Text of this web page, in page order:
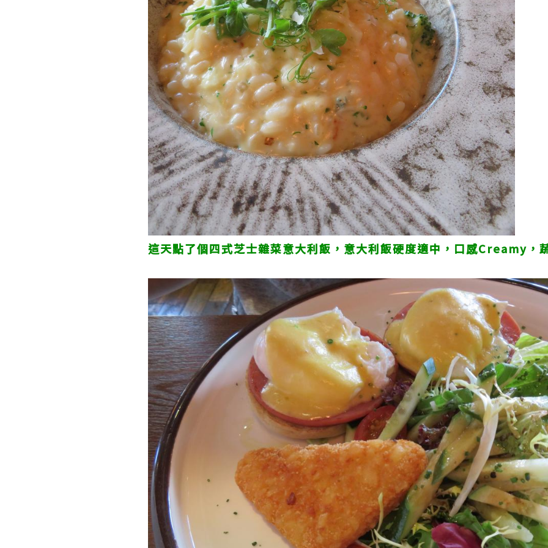
這天點了個四式芝士雜菜意大利飯，意大利飯硬度適中，口感Creamy，